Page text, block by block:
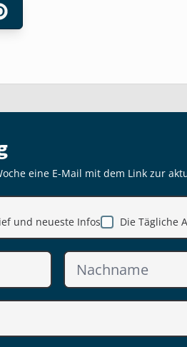
eine E-Mail mit dem Link zur
und neueste Infos
Die Tägliche